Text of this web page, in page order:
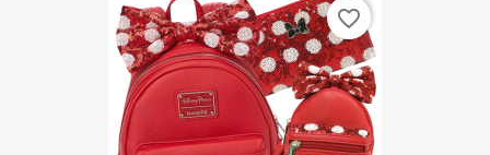
favorite_border